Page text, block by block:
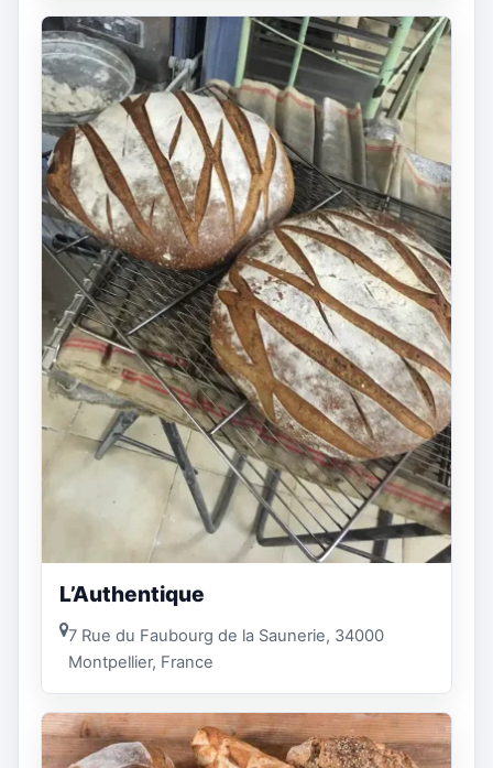
L’Authentique
7 Rue du Faubourg de la Saunerie, 34000
Montpellier, France